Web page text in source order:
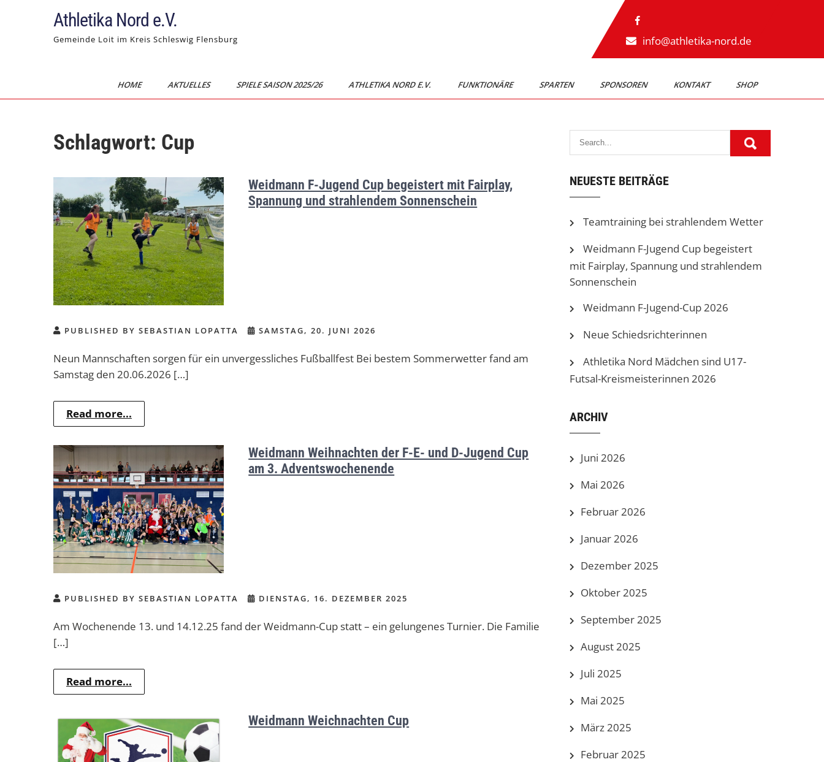
Athletika Nord e.V.
Gemeinde Loit im Kreis Schleswig Flensburg info@athletika-nord.de
HOME AKTUELLES SPIELE SAISON 2025/26 ATHLETIKA NORD E.V. FUNKTIONÄRE SPARTEN SPONSOREN KONTAKT SHOP
Schlagwort: Cup
Weidmann F-Jugend Cup begeistert mit Fairplay,
Spannung und strahlendem Sonnenschein
PUBLISHED BY SEBASTIAN LOPATTA SAMSTAG, 20. JUNI 2026
Neun Mannschaften sorgen für ein unvergessliches Fußballfest Bei bestem Sommerwetter fand am
Samstag den 20.06.2026 […]
Read more...
Weidmann Weihnachten der F-E- und D-Jugend Cup
am 3. Adventswochenende
PUBLISHED BY SEBASTIAN LOPATTA DIENSTAG, 16. DEZEMBER 2025
Am Wochenende 13. und 14.12.25 fand der Weidmann-Cup statt – ein gelungenes Turnier. Die Familie
[…]
Read more...
Weidmann Weichnachten Cup
NEUESTE BEITRÄGE
Teamtraining bei strahlendem Wetter
Weidmann F-Jugend Cup begeistert
mit Fairplay, Spannung und strahlendem
Sonnenschein
Weidmann F-Jugend-Cup 2026
Neue Schiedsrichterinnen
Athletika Nord Mädchen sind U17-
Futsal-Kreismeisterinnen 2026
ARCHIV
Juni 2026
Mai 2026
Februar 2026
Januar 2026
Dezember 2025
Oktober 2025
September 2025
August 2025
Juli 2025
Mai 2025
März 2025
Februar 2025